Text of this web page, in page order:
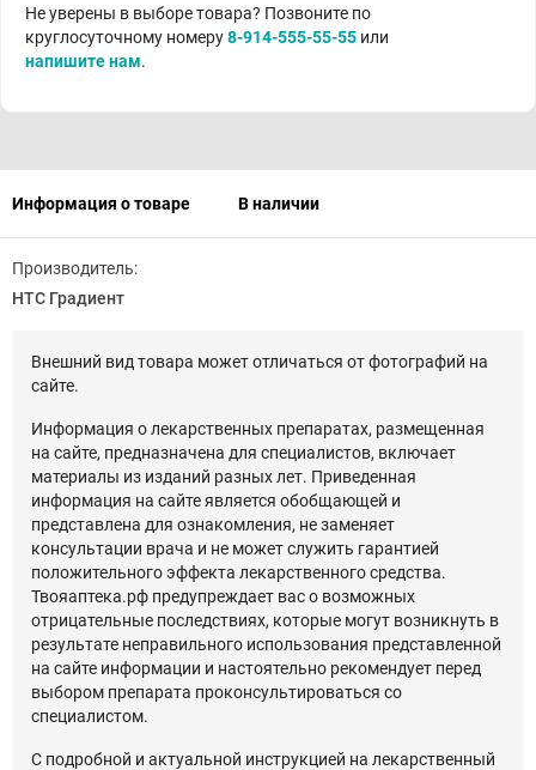
Не уверены в выборе товара? Позвоните по
круглосуточному номеру8-914-555-55-55 или
напишите нам.
Информация о товаре В наличии
Производитель:
НТС Градиент
Внешний вид товара может отличаться от фотографий на
сайте.
Информация о лекарственных препаратах, размещенная
на сайте, предназначена для специалистов, включает
материалы из изданий разных лет. Приведенная
информация на сайте является обобщающей и
представлена для ознакомления, не заменяет
консультации врача и не может служить гарантией
положительного эффекта лекарственного средства.
Твояаптека.рф предупреждает вас о возможных
отрицательные последствиях, которые могут возникнуть в
результате неправильного использования представленной
на сайте информации и настоятельно рекомендует перед
выбором препарата проконсультироваться со
специалистом.
С подробной и актуальной инструкцией на лекарственный